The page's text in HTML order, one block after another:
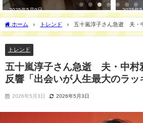
2025年5月9日 2025年
ホーム トレンド
五十嵐淳子さん急逝 夫・
会いが人生最大のラッキー」
トレンド
五十嵐淳子さん急逝 夫・中村
反響「出会いが人生最大のラッ
2026年5月3日 2026年5月3日